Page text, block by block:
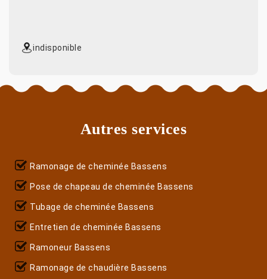
indisponible
Autres services
Ramonage de cheminée Bassens
Pose de chapeau de cheminée Bassens
Tubage de cheminée Bassens
Entretien de cheminée Bassens
Ramoneur Bassens
Ramonage de chaudière Bassens